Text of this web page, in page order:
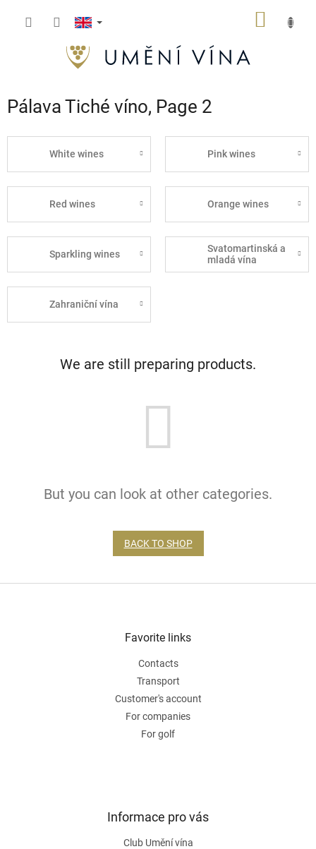
Pálava Tiché víno, Page 2
White wines Pink wines
Red wines Orange wines
Sparkling wines
Svatomartinská a
mladá vína
Zahraniční vína
We are still preparing products.
But you can look at other categories.
BACK TO SHOP
Favorite links
Contacts
Transport
Customer's account
For companies
For golf
Informace pro vás
Club Umění vína